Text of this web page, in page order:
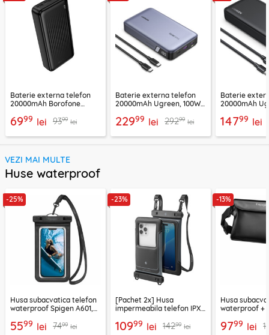
Baterie externa telefon
20000mAh Borofone
6999 lei 9399 lei
Baterie externa telefon
20000mAh Ugreen, 100W,
22999 lei 29299 lei
Baterie
20000mAh
14799 lei
VEZI MAI MULTE
Huse waterproof
-25%
Husa subacvatica telefon
waterproof Spigen A601,
5599 lei 7499 lei
-23%
[Pachet 2x] Husa
impermeabila telefon IPX8
10999 lei 14299 lei
-13%
Husa
waterproof +
9799 lei